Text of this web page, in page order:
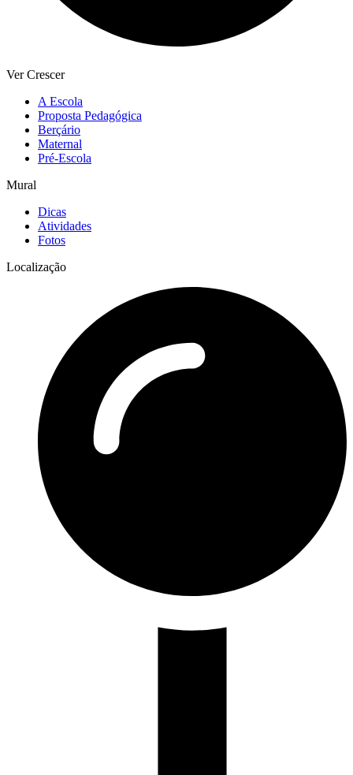
Ver Crescer
A Escola
Proposta Pedagógica
Berçário
Maternal
Pré-Escola
Mural
Dicas
Atividades
Fotos
Localização